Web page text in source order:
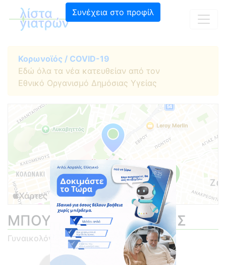
Συνέχεια στο προφίλ
Κορωνοϊός / COVID-19
Εδώ όλα τα νέα κατευθείαν από τον
Εθνικό Οργανισμό Δημόσιας Υγείας
ΜΠΟΥΛΙΝΑΚΗΣ ΓΕΩΡΓΙΟΣ
Γυναικολόγος - Μαιευτήρας